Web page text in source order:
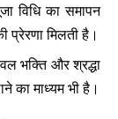
विधि का समापन
मिलती है।
भक्ति और श्रद्धा
का माध्यम भी है।